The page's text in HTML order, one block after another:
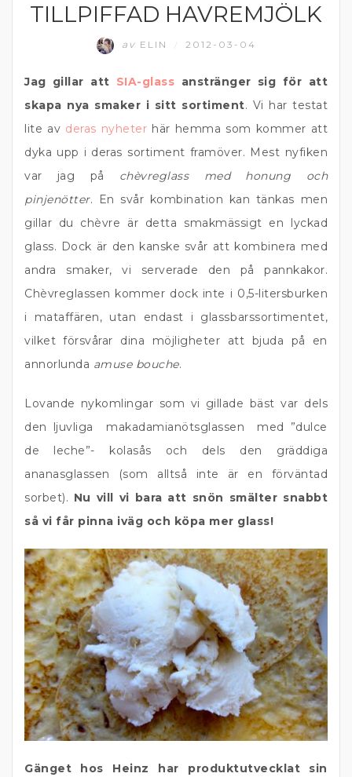
TILLPIFFAD HAVREMJÖLK
av ELIN 2012-03-04
Jag gillar att SIA-glass anstränger sig för att
skapa nya smaker i sitt sortiment. Vi har testat
lite av deras nyheter här hemma som kommer att
dyka upp i deras sortiment framöver. Mest nyfiken
var jag på chèvreglass med honung och
pinjenötter. En svår kombination kan tänkas men
gillar du chèvre är detta smakmässigt en lyckad
glass. Dock är den kanske svår att kombinera med
andra smaker, vi serverade den på pannkakor.
Chèvreglassen kommer dock inte i 0,5-litersburken
i mataffären, utan endast i glassbarssortimentet,
vilket försvårar dina möjligheter att bjuda på en
annorlunda amuse bouche.
Lovande nykomlingar som vi gillade bäst var dels
den ljuvliga makadamianötsglassen med ”dulce
de leche”- kolasås och dels den gräddiga
ananasglassen (som alltså inte är en förväntad
sorbet). Nu vill vi bara att snön smälter snabbt
så vi får pinna iväg och köpa mer glass!
Gänget hos Heinz har produktutvecklat sin